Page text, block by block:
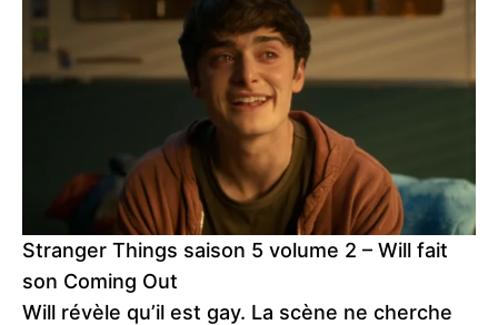
Stranger Things saison 5 volume 2 – Will fait
son Coming Out
Will révèle qu’il est gay. La scène ne cherche